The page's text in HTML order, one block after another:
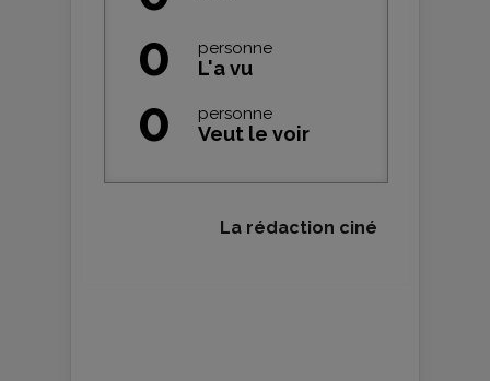
0 personne
L'a vu
0 personne
Veut le voir
La rédaction ciné